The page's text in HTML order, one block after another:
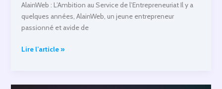
AlainWeb : L’Ambition au Service de l’Entrepreneuriat Il y a
quelques années, AlainWeb, un jeune entrepreneur
passionné et avide de
AlainWeb
au
Lire l’article »